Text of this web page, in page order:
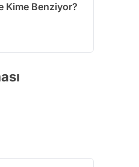
Kime Benziyor?